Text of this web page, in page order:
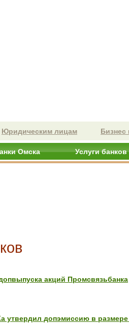
Юридическим лицам Бизнес
Омска Услуги банков
акций Промсвязьбанка
допэмиссию в размере